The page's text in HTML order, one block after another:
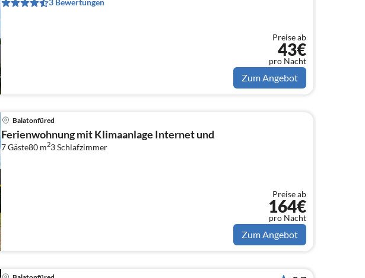
3 Bewertungen
Preise ab
43€
pro Nacht
Zum Angebot
Balatonfüred
Ferienwohnung mit Klimaanlage Internet und
7 Gäste80 m23Schlafzimmer
Preise ab
164€
pro Nacht
Zum Angebot